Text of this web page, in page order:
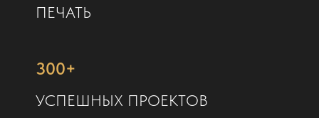
ПЕЧАТЬ
300+
УСПЕШНЫХ ПРОЕКТОВ